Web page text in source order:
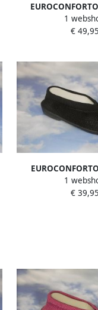
Gebreide Portugese
Gold
1
€ 49,95
Portugese
Instappers
1
€ 39,95